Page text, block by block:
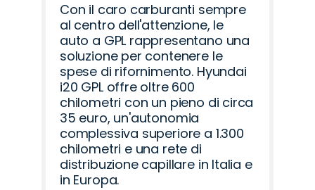
Con il caro carburanti sempre
al centro dell'attenzione, le
auto a GPL rappresentano una
soluzione per contenere le
spese di rifornimento. Hyundai
i20 GPL offre oltre 600
chilometri con un pieno di circa
35 euro, un'autonomia
complessiva superiore a 1.300
chilometri e una rete di
distribuzione capillare in Italia e
in Europa.